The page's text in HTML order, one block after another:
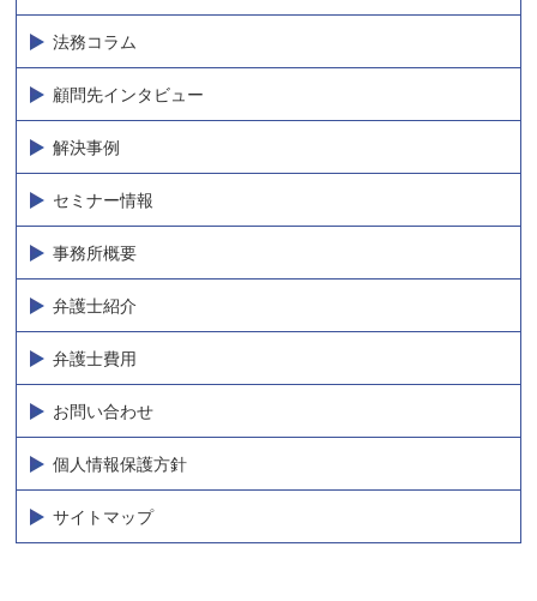
法務コラム
顧問先インタビュー
解決事例
セミナー情報
事務所概要
弁護士紹介
弁護士費用
お問い合わせ
個人情報保護方針
サイトマップ